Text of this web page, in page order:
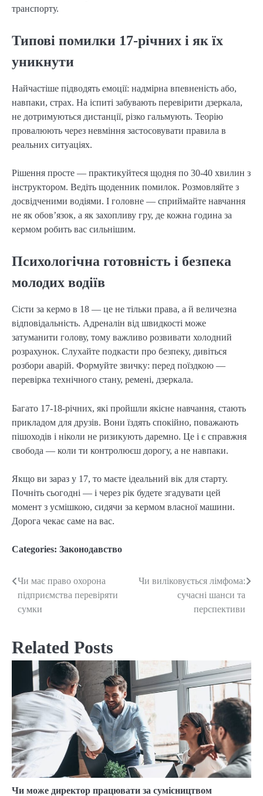
транспорту.
Типові помилки 17-річних і як їх
уникнути
Найчастіше підводять емоції: надмірна впевненість або,
навпаки, страх. На іспиті забувають перевірити дзеркала,
не дотримуються дистанції, різко гальмують. Теорію
провалюють через невміння застосовувати правила в
реальних ситуаціях.
Рішення просте — практикуйтеся щодня по 30-40 хвилин з
інструктором. Ведіть щоденник помилок. Розмовляйте з
досвідченими водіями. І головне — сприймайте навчання
не як обов’язок, а як захопливу гру, де кожна година за
кермом робить вас сильнішим.
Психологічна готовність і безпека
молодих водіїв
Сісти за кермо в 18 — це не тільки права, а й величезна
відповідальність. Адреналін від швидкості може
затуманити голову, тому важливо розвивати холодний
розрахунок. Слухайте подкасти про безпеку, дивіться
розбори аварій. Формуйте звичку: перед поїздкою —
перевірка технічного стану, ремені, дзеркала.
Багато 17-18-річних, які пройшли якісне навчання, стають
прикладом для друзів. Вони їздять спокійно, поважають
пішоходів і ніколи не ризикують даремно. Це і є справжня
свобода — коли ти контролюєш дорогу, а не навпаки.
Якщо ви зараз у 17, то маєте ідеальний вік для старту.
Почніть сьогодні — і через рік будете згадувати цей
момент з усмішкою, сидячи за кермом власної машини.
Дорога чекає саме на вас.
Categories: Законодавство
Post
navigation
Чи має право охорона
підприємства перевіряти
сумки
Чи виліковується лімфома:
сучасні шанси та
перспективи
Related Posts
Чи може директор працювати за сумісництвом